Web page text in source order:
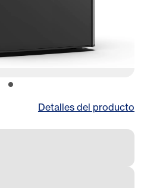
Detalles del producto